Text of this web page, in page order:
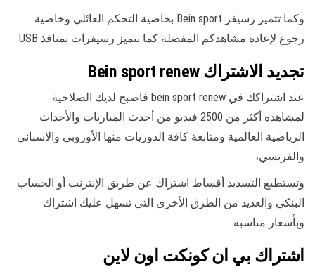
وكما تتميز رسيفر Bein sport بخاصية التحكم العائلي وخاصية
رجوع لإعادة مشاهدكم المفضلة كما تتميز رسيفرات بمنافذ USB.
تجديد الاشتراك Bein sport renew
عند اشتراكك في bein sport renew فاصبح لديك الصلاحية
لمشاهده أكثر من 2500 فيديو من أحدث المباريات والأحداث
الرياضية العالمية ومتابعة كافة الدوريات منها الأوروبي والاسباني
والفرنسي،
وتستطيع التسديد أقساط اشتراك عن طريق الإنترنت أو الحساب
البنكي والعديد من الطرق الأخرى التي تسهل عليك اشتراك
وبأسعار مناسبة.
اشتراك بي ان كونكت اون لاين